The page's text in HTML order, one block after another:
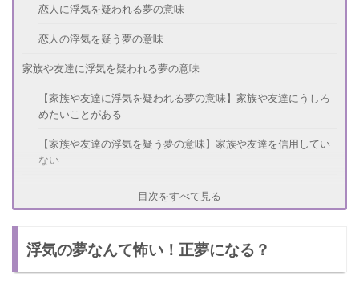
恋人に浮気を疑われる夢の意味
恋人の浮気を疑う夢の意味
家族や友達に浮気を疑われる夢の意味
【家族や友達に浮気を疑われる夢の意味】家族や友達にうしろ
めたいことがある
【家族や友達の浮気を疑う夢の意味】家族や友達を信用してい
ない
浮気を疑われる夢の注意点
【浮気を疑われる夢の注意点2】実際に浮気をしている場合
【浮気を疑われる夢の注意点3】彼氏との距離感に注意
目次をすべて見る
浮気の夢なんて怖い！正夢になる？